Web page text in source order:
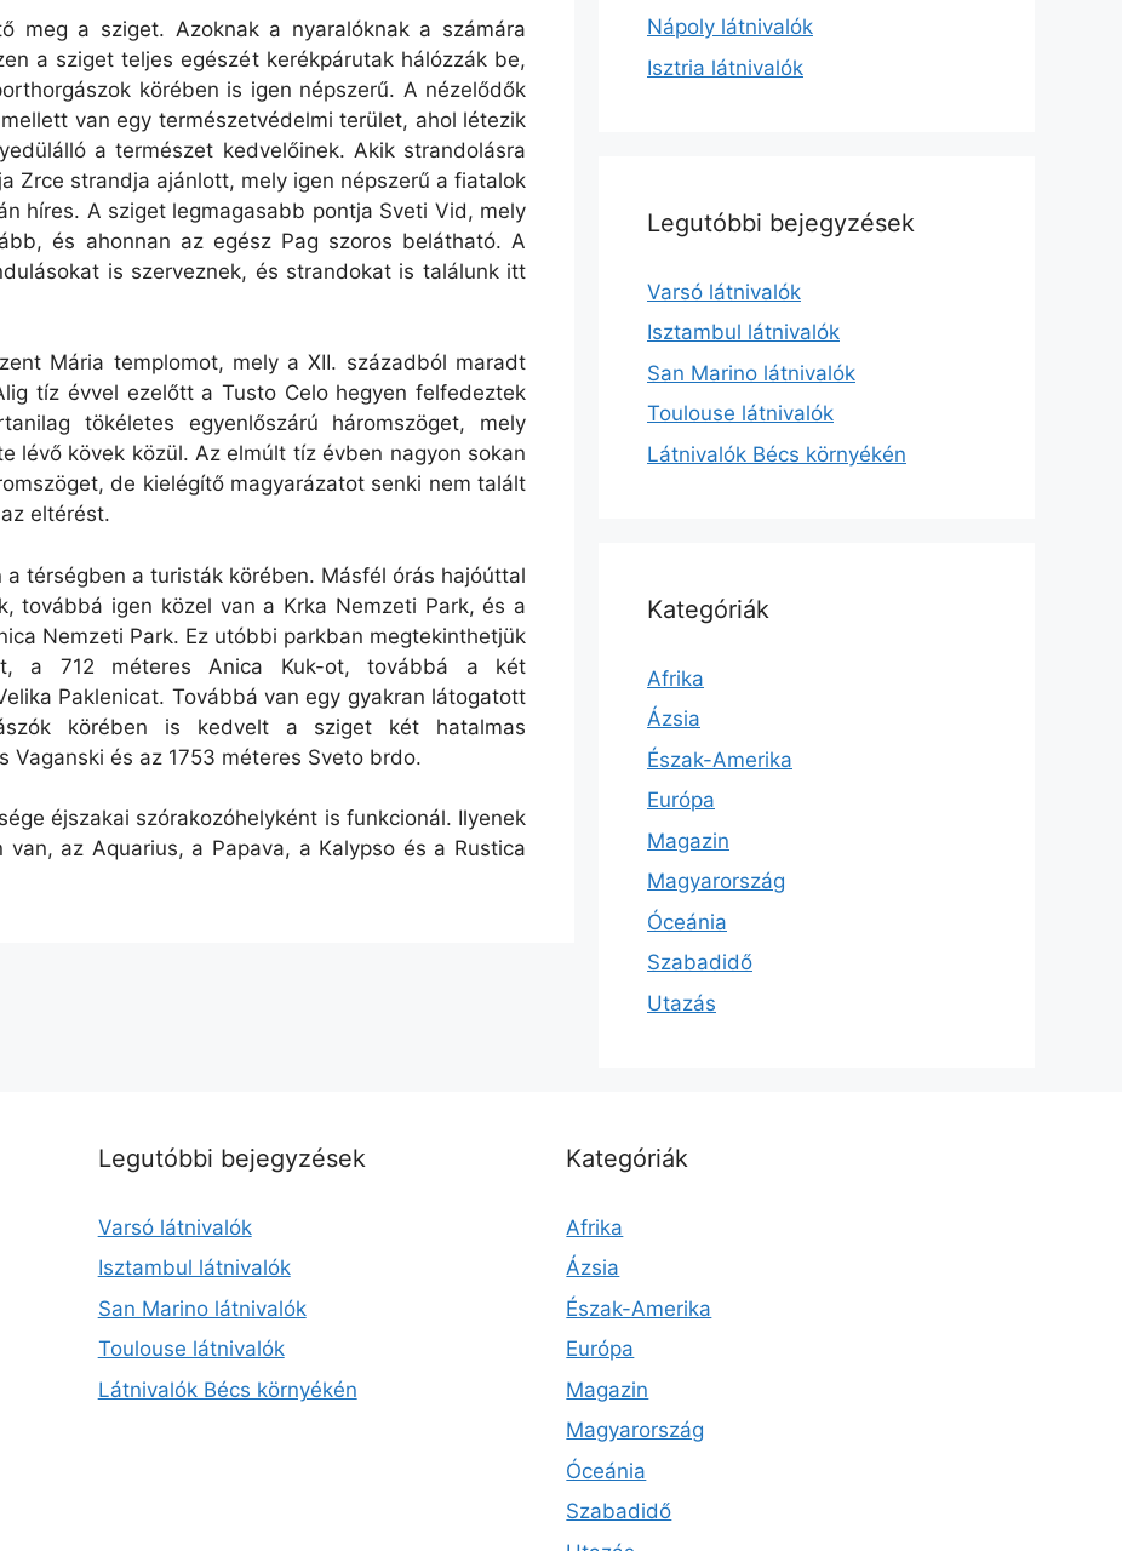
meg a sziget. Azoknak a nyaralóknak a számára
a sziget teljes egészét kerékpárutak hálózzák be,
körében is igen népszerű. A nézelődők
van egy természetvédelmi terület, ahol létezik
a természet kedvelőinek. Akik strandolásra
Zrce strandja ajánlott, mely igen népszerű a fiatalok
híres. A sziget legmagasabb pontja Sveti Vid, mely
és ahonnan az egész Pag szoros belátható. A
is szerveznek, és strandokat is találunk itt
Mária templomot, mely a XII. századból maradt
tíz évvel ezelőtt a Tusto Celo hegyen felfedeztek
tökéletes egyenlőszárú háromszöget, mely
lévő kövek közül. Az elmúlt tíz évben nagyon sokan
de kielégítő magyarázatot senki nem talált
eltérést.
térségben a turisták körében. Másfél órás hajóúttal
továbbá igen közel van a Krka Nemzeti Park, és a
Nemzeti Park. Ez utóbbi parkban megtekinthetjük
a 712 méteres Anica Kuk-ot, továbbá a két
Paklenicat. Továbbá van egy gyakran látogatott
körében is kedvelt a sziget két hatalmas
Vaganski és az 1753 méteres Sveto brdo.
éjszakai szórakozóhelyként is funkcionál. Ilyenek
az Aquarius, a Papava, a Kalypso és a Rustica
Nápoly látnivalók
Isztria látnivalók
Legutóbbi bejegyzések
Varsó látnivalók
Isztambul látnivalók
San Marino látnivalók
Toulouse látnivalók
Látnivalók Bécs környékén
Kategóriák
Afrika
Ázsia
Észak-Amerika
Európa
Magazin
Magyarország
Óceánia
Szabadidő
Utazás
Legutóbbi bejegyzések
Varsó látnivalók
Isztambul látnivalók
San Marino látnivalók
Toulouse látnivalók
Látnivalók Bécs környékén
Kategóriák
Afrika
Ázsia
Észak-Amerika
Európa
Magazin
Magyarország
Óceánia
Szabadidő